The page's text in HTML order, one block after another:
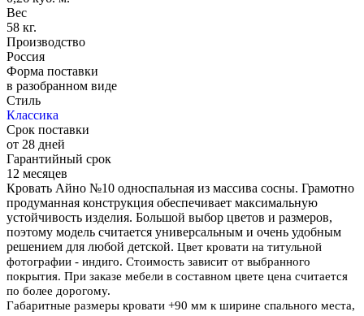
Вес
58 кг.
Производство
Россия
Форма поставки
в разобранном виде
Стиль
Классика
Срок поставки
от 28 дней
Гарантийный срок
12 месяцев
Кровать Айно №10 односпальная из массива сосны. Грамотно
продуманная конструкция обеспечивает максимальную
устойчивость изделия. Большой выбор цветов и размеров,
поэтому модель считается универсальным и очень удобным
решением для любой детской. Цвет кровати на титульной
фотографии - индиго. Стоимость зависит от выбранного
покрытия. При заказе мебели в составном цвете цена считается
по более дорогому.
Габаритные размеры кровати +90 мм к ширине спального места,